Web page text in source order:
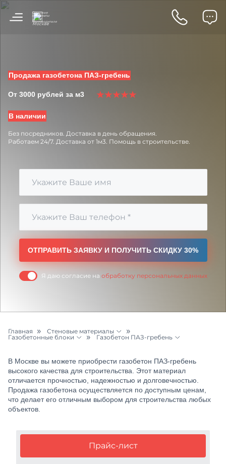
Стеновые
материалы
от
производителя
в
Москве
Продажа газобетона ПАЗ-гребень
От 3000 рублей за м3
В наличии
Без посредников. Доставка в день обращения.
Работаем 24/7. Доставка от 1м3. Помощь в строительстве.
ОТПРАВИТЬ ЗАЯВКУ И ПОЛУЧИТЬ СКИДКУ 30%
Я даю согласие на обработку персональных данных
Главная
Стеновые материалы
Бетон и раствор
Цементный раствор
Щебень
Газобетонные блоки
Продажа кирпичей
Газобетон ПАЗ-гребень
Газобетонные блоки Белорусский БЦК
Газобетонные блоки Бонолит
Газобетон ЕАБ
Газобетон H+H
В Москве вы можете приобрести газобетон ПАЗ-гребень
высокого качества для строительства. Этот материал
отличается прочностью, надежностью и долговечностью.
Продажа газобетона осуществляется по доступным ценам,
что делает его отличным выбором для строительства любых
объектов.
Прайс-лист